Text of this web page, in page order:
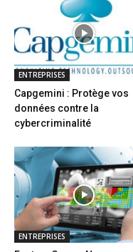
ENTREPRISES
Capgemini : Protège vos
données contre la
cybercriminalité
ENTREPRISES